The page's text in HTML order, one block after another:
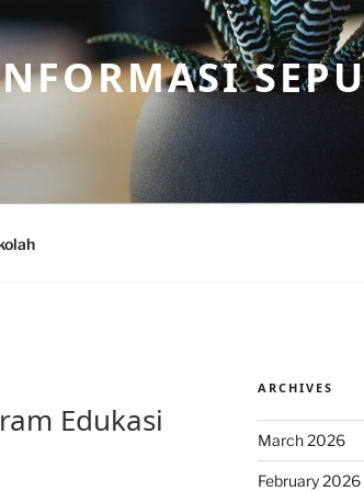
Edukasi
ARCHIVES
March 2026
February 2026